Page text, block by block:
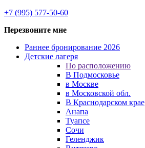
+7 (995) 577-50-60
Перезвоните мне
Раннее бронирование 2026
Детские лагеря
По расположению
В Подмосковье
в Москве
в Московской обл.
В Краснодарском крае
Анапа
Туапсе
Сочи
Геленджик